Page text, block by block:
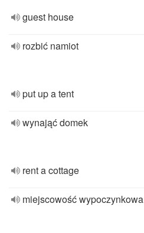
guest house
rozbić namiot
put up a tent
wynająć domek
rent a cottage
miejscowość wypoczynkowa